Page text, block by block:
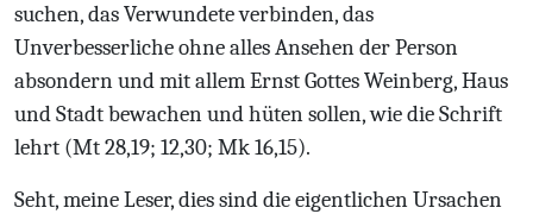
suchen, das Verwundete verbinden, das
Unverbesserliche ohne alles Ansehen der Person
absondern und mit allem Ernst Gottes Weinberg, Haus
und Stadt bewachen und hüten sollen, wie die Schrift
lehrt (Mt 28,19; 12,30; Mk 16,15).
Seht, meine Leser, dies sind die eigentlichen Ursachen